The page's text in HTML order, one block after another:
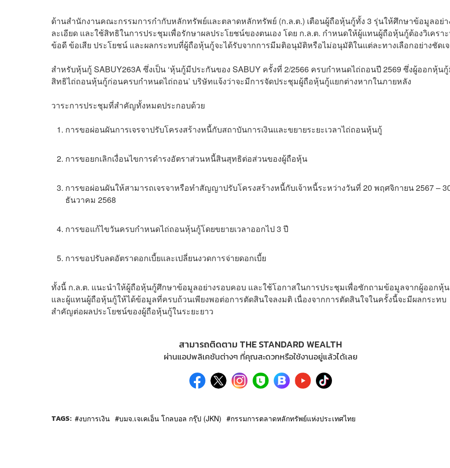
ด้านสำนักงานคณะกรรมการกำกับหลักทรัพย์และตลาดหลักทรัพย์ (ก.ล.ต.) เตือนผู้ถือหุ้นกู้ทั้ง 3 รุ่นให้ศึกษาข้อมูลอย่า
ละเอียด และใช้สิทธิในการประชุมเพื่อรักษาผลประโยชน์ของตนเอง โดย ก.ล.ต. กำหนดให้ผู้แทนผู้ถือหุ้นกู้ต้องวิเครา
ข้อดี ข้อเสีย ประโยชน์ และผลกระทบที่ผู้ถือหุ้นกู้จะได้รับจากการมีมติอนุมัติหรือไม่อนุมัติในแต่ละทางเลือกอย่างชัดเ
สำหรับหุ้นกู้ SABUY263A ซึ่งเป็น ‘หุ้นกู้มีประกันของ SABUY ครั้งที่ 2/2566 ครบกำหนดไถ่ถอนปี 2569 ซึ่งผู้ออกหุ้น
สิทธิไถ่ถอนหุ้นกู้ก่อนครบกำหนดไถ่ถอน’ บริษัทแจ้งว่าจะมีการจัดประชุมผู้ถือหุ้นกู้แยกต่างหากในภายหลัง
วาระการประชุมที่สำคัญทั้งหมดประกอบด้วย
การขอผ่อนผันการเจรจาปรับโครงสร้างหนี้กับสถาบันการเงินและขยายระยะเวลาไถ่ถอนหุ้นกู้
การขอยกเลิกเงื่อนไขการดำรงอัตราส่วนหนี้สินสุทธิต่อส่วนของผู้ถือหุ้น
การขอผ่อนผันให้สามารถเจรจาหรือทำสัญญาปรับโครงสร้างหนี้กับเจ้าหนี้ระหว่างวันที่ 20 พฤศจิกายน 2567 –
ธันวาคม 2568
การขอแก้ไขวันครบกำหนดไถ่ถอนหุ้นกู้โดยขยายเวลาออกไป 3 ปี
การขอปรับลดอัตราดอกเบี้ยและเปลี่ยนงวดการจ่ายดอกเบี้ย
ทั้งนี้ ก.ล.ต. แนะนำให้ผู้ถือหุ้นกู้ศึกษาข้อมูลอย่างรอบคอบ และใช้โอกาสในการประชุมเพื่อซักถามข้อมูลจากผู้ออกหุ้
และผู้แทนผู้ถือหุ้นกู้ให้ได้ข้อมูลที่ครบถ้วนเพียงพอต่อการตัดสินใจลงมติ เนื่องจากการตัดสินใจในครั้งนี้จะมีผลกระทบ
สำคัญต่อผลประโยชน์ของผู้ถือหุ้นกู้ในระยะยาว
สามารถติดตาม THE STANDARD WEALTH
ผ่านแอปพลิเคชันต่างๆ ที่คุณสะดวกหรือใช้งานอยู่แล้วได้เลย
TAGS: งบการเงิน บมจ.เจเคเอ็น โกลบอล กรุ๊ป (JKN) กรรมการตลาดหลักทรัพย์แห่งประเทศไทย